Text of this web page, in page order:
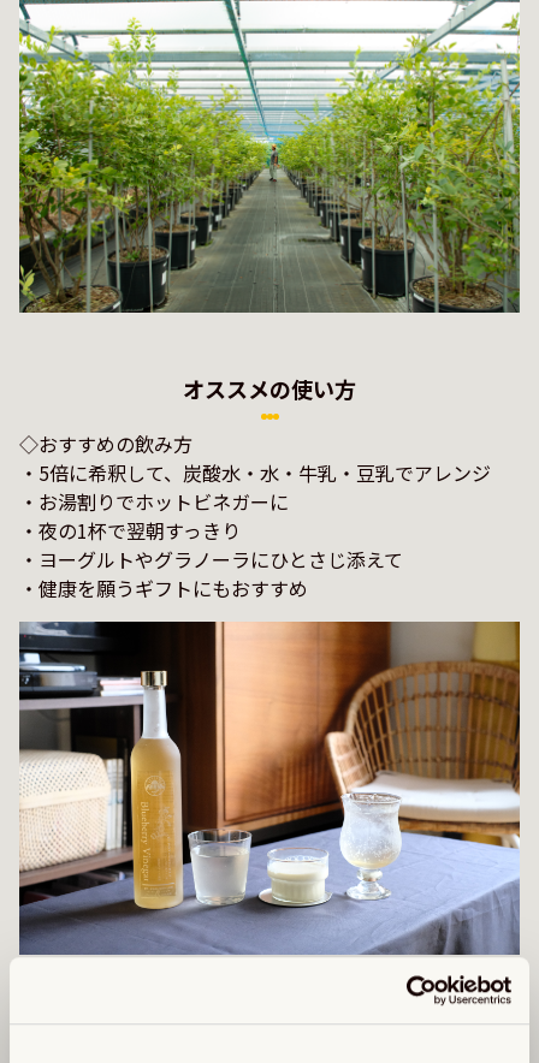
オススメの使い方
◇おすすめの飲み方
・5倍に希釈して、炭酸水・水・牛乳・豆乳でアレンジ
・お湯割りでホットビネガーに
・夜の1杯で翌朝すっきり
・ヨーグルトやグラノーラにひとさじ添えて